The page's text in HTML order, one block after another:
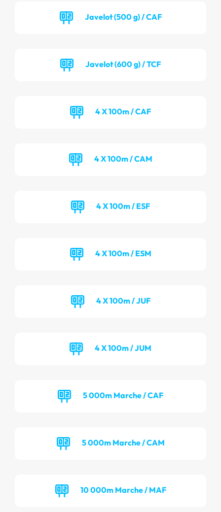
Javelot (500 g) / CAF
Javelot (600 g) / TCF
4 X 100m / CAF
4 X 100m / CAM
4 X 100m / ESF
4 X 100m / ESM
4 X 100m / JUF
4 X 100m / JUM
5 000m Marche / CAF
5 000m Marche / CAM
10 000m Marche / MAF